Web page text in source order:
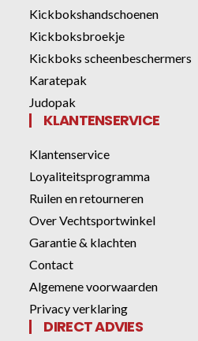
Kickbokshandschoenen
Kickboksbroekje
Kickboks scheenbeschermers
Karatepak
Judopak
KLANTENSERVICE
Klantenservice
Loyaliteitsprogramma
Ruilen en retourneren
Over Vechtsportwinkel
Garantie & klachten
Contact
Algemene voorwaarden
Privacy verklaring
DIRECT ADVIES